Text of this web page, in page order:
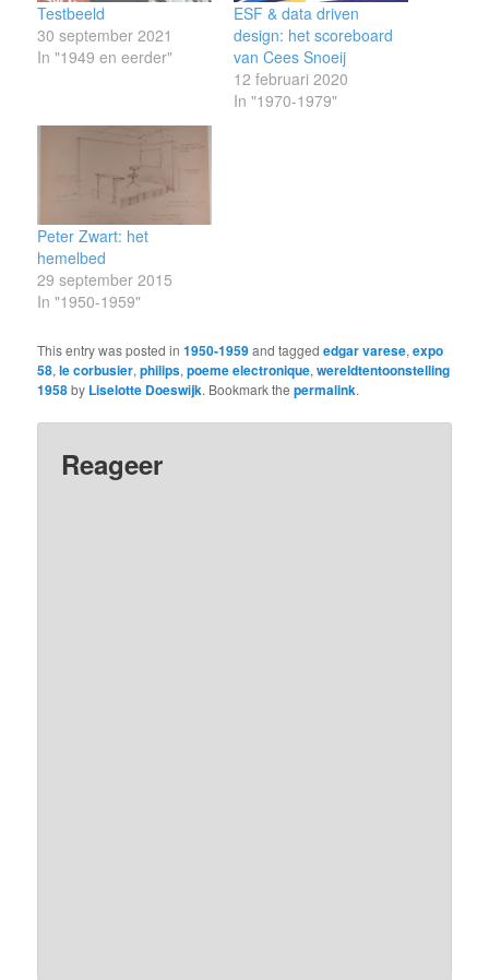
Testbeeld
30 september 2021
In "1949 en eerder"
ESF & data driven
design: het scoreboard
van Cees Snoeij
12 februari 2020
In "1970-1979"
Peter Zwart: het
hemelbed
29 september 2015
In "1950-1959"
This entry was posted in1950-1959and taggededgar varese,expo
58,le corbusier,philips,poeme electronique,wereldtentoonstelling
1958by Liselotte Doeswijk. Bookmark thepermalink.
Reageer